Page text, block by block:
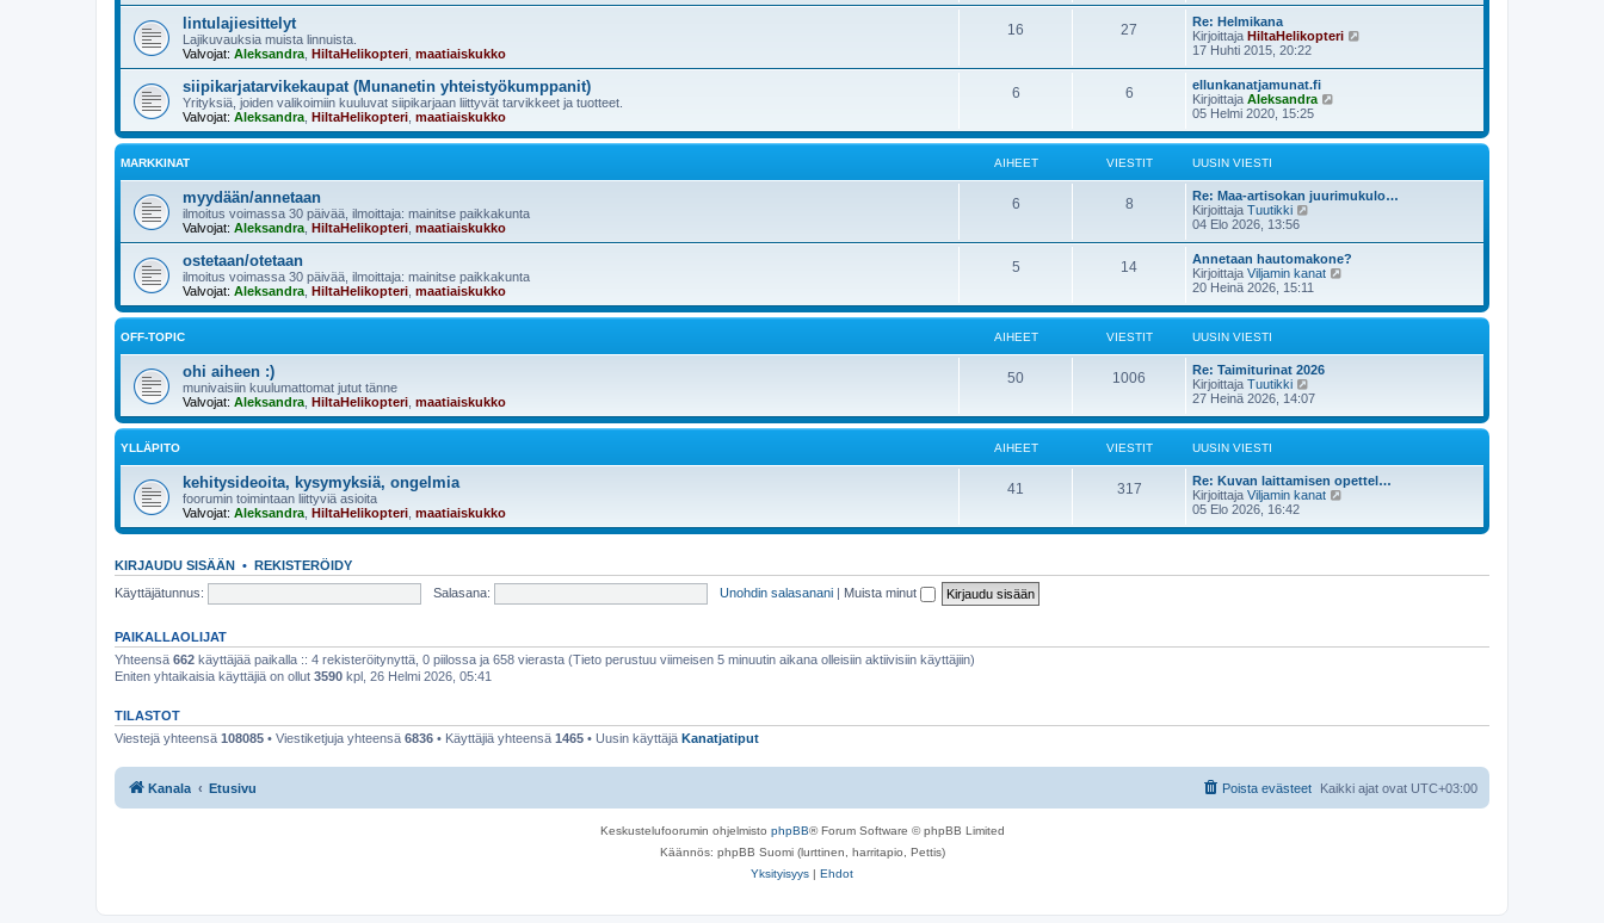
i
s
n
i
s
i
e
i
lintulajiesittelyt
Lajikuvauksia muista linnuista.
Valvojat: Aleksandra HiltaHelikopteri maatiaiskukko
16 27
Re: Helmikana
Kirjoittaja HiltaHelikopteri
s
i
v
i
i
17 Huhti 2015, 20:22
siipikarjatarvikekaupat (Munanetin yhteistyökumppanit)
Yrityksiä, joiden valikoimiin kuuluvat siipikarjaan liittyvät tarvikkeet ja tuotteet.
Valvojat: Aleksandra HiltaHelikopteri maatiaiskukko
6 6
ellunkanatjamunat.fi
Kirjoittaja Aleksandra
t
u
s
v
i
e
s
i
05 Helmi 2020, 15:25
MARKKINAT AIHEET VIESTIT UUSIN VIESTI
myydään/annetaan
ilmoitus voimassa 30 päivää, ilmoittaja: mainitse paikkakunta
Valvojat: Aleksandra HiltaHelikopteri maatiaiskukko
6 8
Re: Maa-artisokan juurimukulo…
Kirjoittaja Tuutikki
t
ä
u
u
s
i
v
i
s
i
04 Elo 2026, 13:56
ostetaan/otetaan
ilmoitus voimassa 30 päivää, ilmoittaja: mainitse paikkakunta
Valvojat: Aleksandra HiltaHelikopteri maatiaiskukko
5 14
Annetaan hautomakone?
Kirjoittaja Viljamin kanat
t
u
v
i
i
20 Heinä 2026, 15:11
OFF-TOPIC AIHEET VIESTIT UUSIN VIESTI
ohi aiheen :)
munivaisiin kuulumattomat jutut tänne
Valvojat: Aleksandra HiltaHelikopteri maatiaiskukko
50 1006
Re: Taimiturinat 2026
Kirjoittaja Tuutikki
ä
t
u
s
i
v
27 Heinä 2026, 14:07
YLLÄPITO AIHEET VIESTIT UUSIN VIESTI
kehitysideoita, kysymyksiä, ongelmia
foorumin toimintaan liittyviä asioita
Valvojat: Aleksandra HiltaHelikopteri maatiaiskukko
41 317
Re: Kuvan laittamisen opettel…
Kirjoittaja Viljamin kanat
t
u
i
05 Elo 2026, 16:42
KIRJAUDU SISÄÄN • REKISTERÖIDY
Käyttäjätunnus:
Salasana: Unohdin salasanani | Muista minut
PAIKALLAOLIJAT
Yhteensä 662 käyttäjää paikalla :: 4 rekisteröitynyttä, 0 piilossa ja 658 vierasta (Tieto perustuu viimeisen 5 minuutin aikana olleisiin aktiivisiin käyttäjiin)
Eniten yhtaikaisia käyttäjiä on ollut 3590 kpl, 26 Helmi 2026, 05:41
TILASTOT
Viestejä yhteensä 108085 • Viestiketjuja yhteensä 6836 • Käyttäjiä yhteensä 1465 • Uusin käyttäjä Kanatjatiput
Kanala Etusivu Kaikki ajat ovat UTC+03:00
Poista evästeet
Keskustelufoorumin ohjelmisto phpBB® Forum Software © phpBB Limited
Käännös: phpBB Suomi (lurttinen, harritapio, Pettis)
Yksityisyys | Ehdot